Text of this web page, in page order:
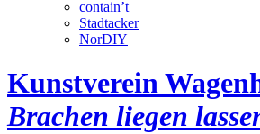
contain’t
Stadtacker
NorDIY
Kunstverein
Brachen liegen